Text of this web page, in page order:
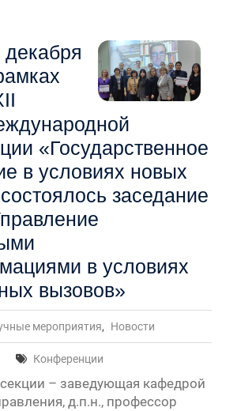
декабря
«Государственное
в условиях новых
заседание
в условиях
вызовов»
мероприятия, Новости
Конференции
– заведующая кафедрой
д.п.н., профессор